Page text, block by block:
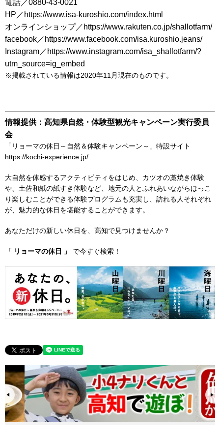
電話／0880-43-0021
HP／https://www.isa-kuroshio.com/index.html
オンラインショップ／https://www.rakuten.co.jp/shallotfarm/
facebook／https://www.facebook.com/isa.kuroshio.jeans/
Instagram／https://www.instagram.com/isa_shallotfarm/?
utm_source=ig_embed
※掲載されている情報は2020年11月現在のものです。
情報提供：高知県自然・体験型観光キャンペーン実行委員
会
「リョーマの休日～自然＆体験キャンペーン～」特設サイト
https://kochi-experience.jp/
大自然を体感するアクティビティをはじめ、カツオの藁焼き体験
や、土佐和紙の紙すき体験など、地元の人とふれあいながらほっこ
り楽しむことができる体験プログラムも充実し、訪れる人それぞれ
が、魅力的な休日を堪能することができます。
あなただけの新しい休日を、高知で見つけませんか？
「 リョーマの休日 」 で今すぐ検索！